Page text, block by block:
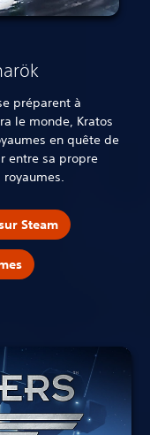
préparent à
le monde, Kratos
en quête de
entre sa propre
Steam